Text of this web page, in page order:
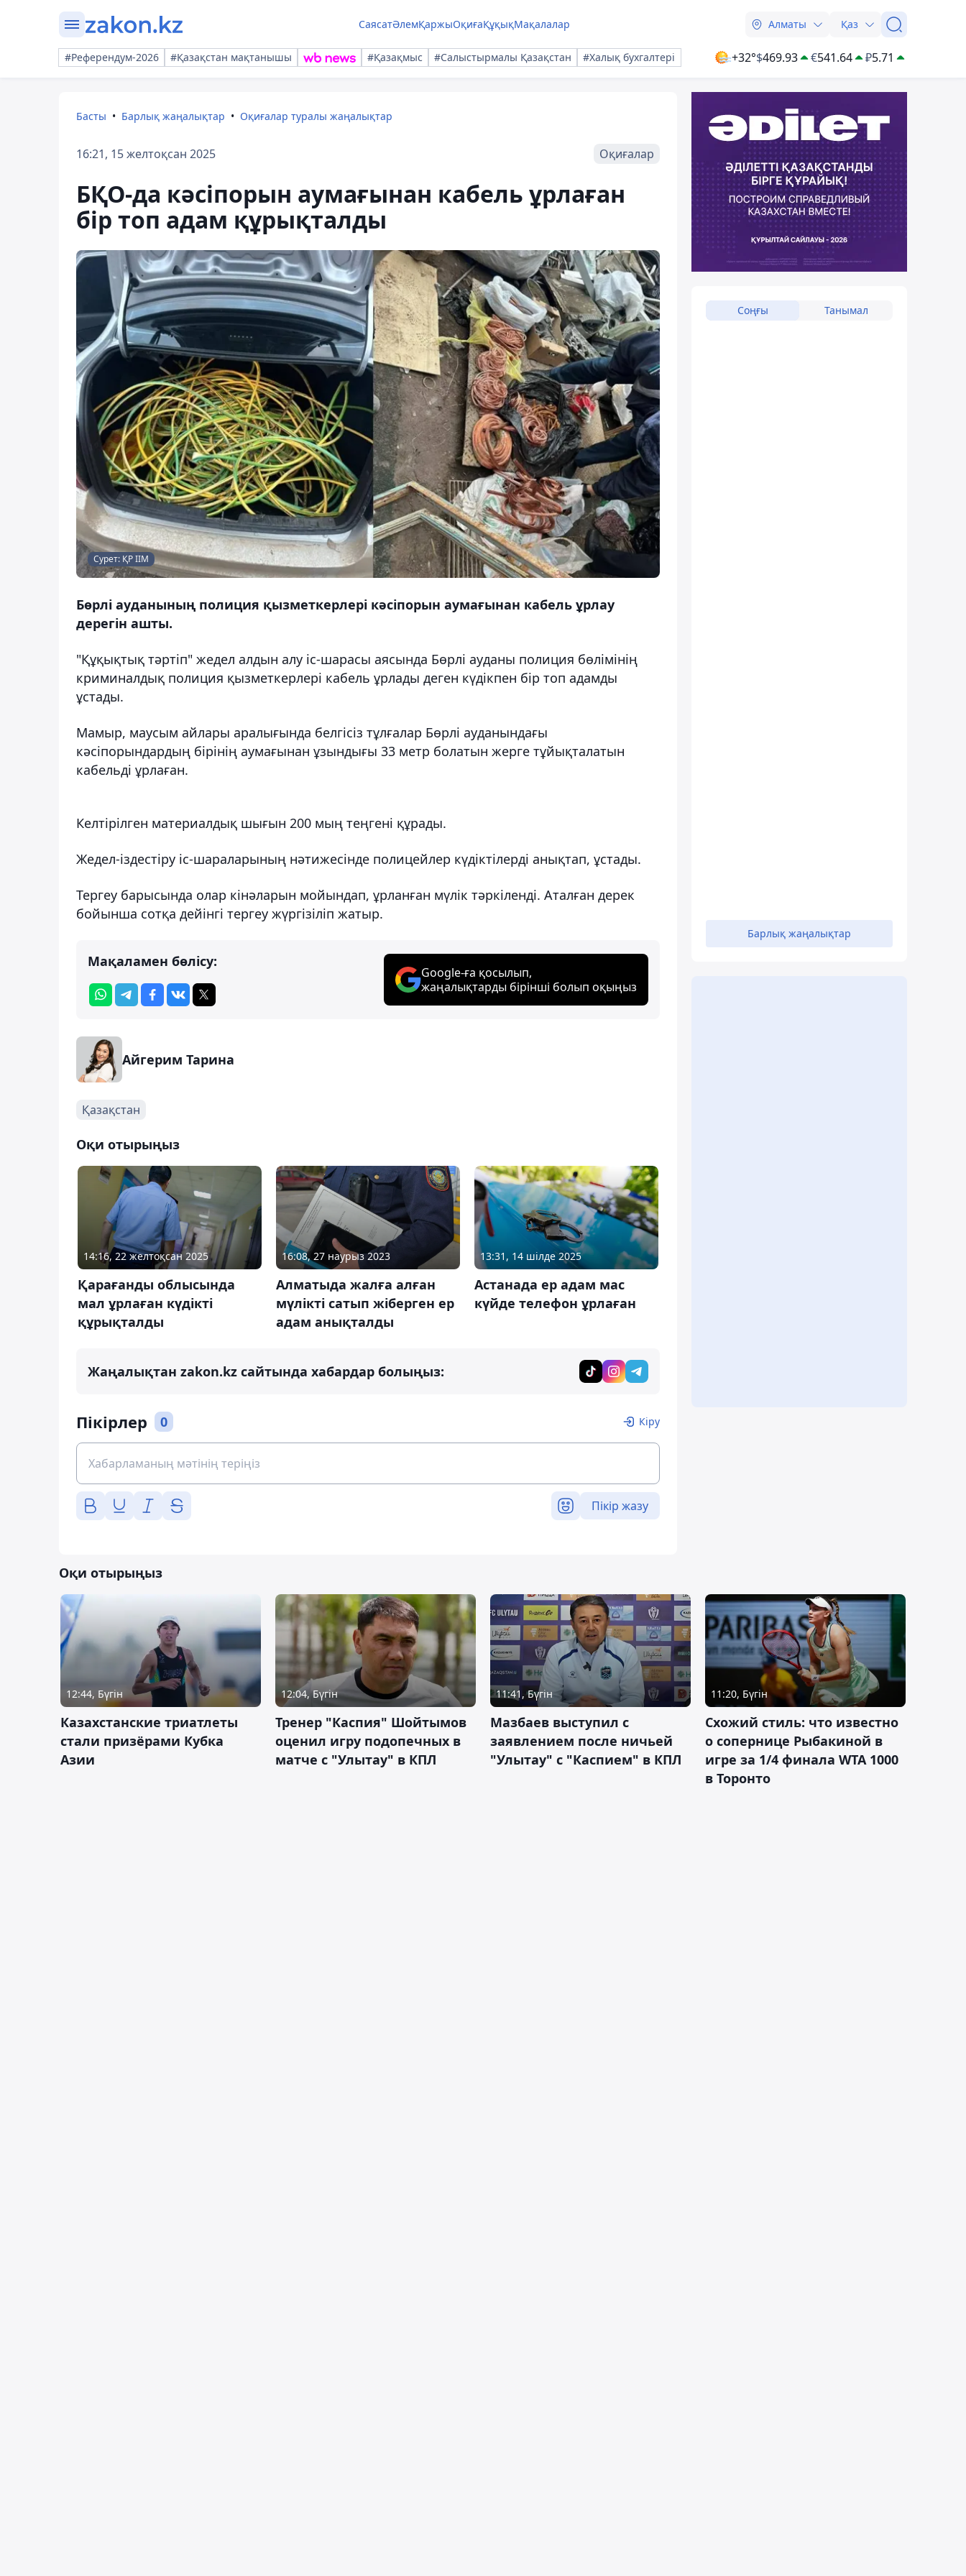
СаясатӘлемҚаржыОқиғаҚұқықМақалалар Алматы Қаз
#Референдум-2026 #Қазақстан мақтанышы #Қазақмыс #Салыстырмалы Қазақстан #Халық бухгалтері +32°$469.93 €541.64 ₽5.71
Басты Барлық жаңалықтар Оқиғалар туралы жаңалықтар
16:21, 15 желтоқсан 2025 Оқиғалар
БҚО-да кәсіпорын аумағынан кабель ұрлаған
бір топ адам құрықталды
Сурет: ҚР ІІМ
Бөрлі ауданының полиция қызметкерлері кәсіпорын аумағынан кабель ұрлау
дерегін ашты.
"Құқықтық тәртіп" жедел алдын алу іс-шарасы аясында Бөрлі ауданы полиция бөлімінің
криминалдық полиция қызметкерлері кабель ұрлады деген күдікпен бір топ адамды
ұстады.
Мамыр, маусым айлары аралығында белгісіз тұлғалар Бөрлі ауданындағы
кәсіпорындардың бірінің аумағынан ұзындығы 33 метр болатын жерге тұйықталатын
кабельді ұрлаған.
Келтірілген материалдық шығын 200 мың теңгені құрады.
Жедел-іздестіру іс-шараларының нәтижесінде полицейлер күдіктілерді анықтап, ұстады.
Тергеу барысында олар кінәларын мойындап, ұрланған мүлік тәркіленді. Аталған дерек
бойынша сотқа дейінгі тергеу жүргізіліп жатыр.
Мақаламен бөлісу:
Google-ға қосылып,
жаңалықтарды бірінші болып оқыңыз
Айгерим Тарина
Қазақстан
Оқи отырыңыз
14:16, 22 желтоқсан 2025
Қарағанды облысында
мал ұрлаған күдікті
құрықталды
16:08, 27 наурыз 2023
Алматыда жалға алған
мүлікті сатып жіберген ер
адам анықталды
13:31, 14 шілде 2025
Астанада ер адам мас
күйде телефон ұрлаған
Жаңалықтан zakon.kz сайтында хабардар болыңыз:
Пікірлер 0 Кіру
Пікір жазу
Соңғы Танымал
Барлық жаңалықтар
Оқи отырыңыз
12:44, Бүгін
Казахстанские триатлеты
стали призёрами Кубка
Азии
12:04, Бүгін
Тренер "Каспия" Шойтымов
оценил игру подопечных в
матче с "Улытау" в КПЛ
11:41, Бүгін
Мазбаев выступил с
заявлением после ничьей
"Улытау" с "Каспием" в КПЛ
11:20, Бүгін
Схожий стиль: что известно
о сопернице Рыбакиной в
игре за 1/4 финала WTA 1000
в Торонто